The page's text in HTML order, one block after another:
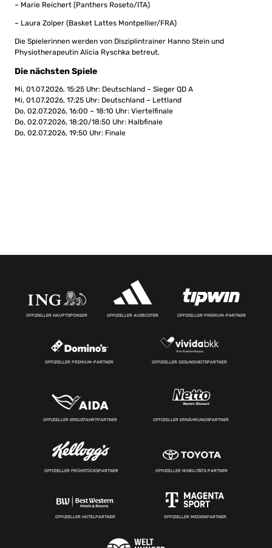
– Marie Reichert (Panthers Roseto/ITA)
– Laura Zolper (Basket Lattes Montpellier/FRA)
Die Spielerinnen werden von Disziplintrainer Hanno Stein und
Physiotherapeutin Alicia Ryschka betreut.
Die nächsten Spiele
Mi, 01.07.2026, 15:25 Uhr: Deutschland – Sieger QD A
Mi, 01.07.2026, 17:25 Uhr: Deutschland – Lettland
Do, 02.07.2026, 16:00 – 18:10 Uhr: Viertelfinale
Do, 02.07.2026, 18:20/18:50 Uhr: Halbfinale
Do, 02.07.2026, 19:50 Uhr: Finale
OFFIZIELLER HAUPTSPONSOR OFFIZIELLER AUSRÜSTER OFFIZIELLER PREMIUM-PARTNER
OFFIZIELLER PREMIUM-PARTNER OFFIZIELLER GESUNDHEITSPARTNER
OFFIZIELLER KREUZFAHRTPARTNER OFFIZIELLER ERNÄHRUNGSPARTNER
OFFIZIELLER FRÜHSTÜCKSPARTNER OFFIZIELLER MOBILITÄTS-PARTNER
OFFIZIELLER HOTELPARTNER OFFIZIELLER MEDIENPARTNER